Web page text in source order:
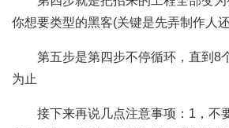
你想要类型的黑客(关键是先弄制作人
第五步是第四步不停循环，直到8
为止
接下来再说几点注意事项：1，不